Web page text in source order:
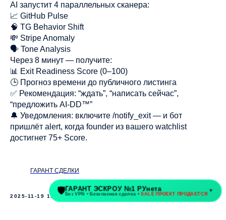
AI запустит 4 параллельных сканера:
📈 GitHub Pulse
🧠 TG Behavior Shift
💸 Stripe Anomaly
🗣️ Tone Analysis
Через 8 минут — получите:
📊 Exit Readiness Score (0–100)
🕒 Прогноз времени до публичного листинга
✅ Рекомендация: “ждать”, “написать сейчас”,
“предложить AI-DD™”
🔔 Уведомления: включите /notify_exit — и бот
пришлёт alert, когда founder из вашего watchlist
достигнет 75+ Score.
ГАРАНТ СДЕЛКИ
2025-11-19 13:16